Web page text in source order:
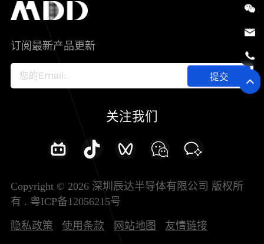
IC
智能家居
新兴行业
其他信息(PCN)
加入我们
订阅最新产品更新
提交
关注我们
Copyright © 2026 深圳辰达半导体有限公司 版权所
有 . 粤ICP备12056215号
隐私政策 使用条款 网站地图 友情链接